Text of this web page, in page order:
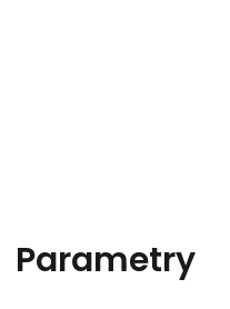
Parametry